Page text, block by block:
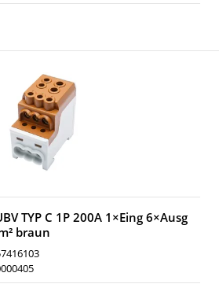
TYP C 1P 200A 1×Eing 6×Ausg
braun